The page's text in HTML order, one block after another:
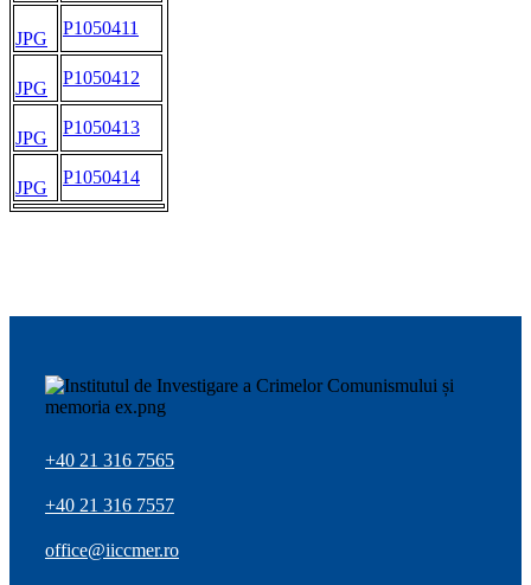
JPG
P1050411
JPG
P1050412
JPG
P1050413
JPG
P1050414
+40 21 316 7565
+40 21 316 7557
office@iiccmer.ro